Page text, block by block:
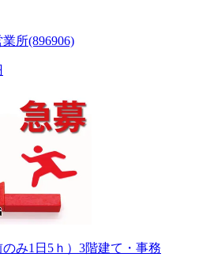
所(896906)
のみ1日5ｈ）3階建て・事務